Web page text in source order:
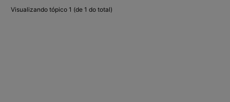
Visualizando tópico 1 (de 1 do total)